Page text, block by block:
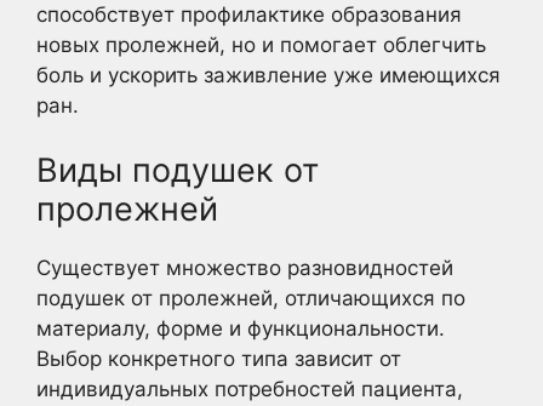
способствует профилактике образования
новых пролежней, но и помогает облегчить
боль и ускорить заживление уже имеющихся
ран.
Виды подушек от
пролежней
Существует множество разновидностей
подушек от пролежней, отличающихся по
материалу, форме и функциональности.
Выбор конкретного типа зависит от
индивидуальных потребностей пациента,